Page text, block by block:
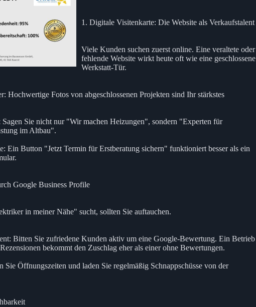
1. Digitale Visitenkarte: Die Website als Verkaufstalent
Viele Kunden suchen zuerst online. Eine veraltete oder
fehlende Website wirkt heute oft wie eine geschlossene
Werkstatt-Tür.
Hochwertige Fotos von abgeschlossenen Projekten sind Ihr stärkstes
Sagen Sie nicht nur "Wir machen Heizungen", sondern "Experten für
im Altbau".
Ein Button "Jetzt Termin für Erstberatung sichern" funktioniert besser als ein
Google Business Profile
in meiner Nähe" sucht, sollten Sie auftauchen.
Bitten Sie zufriedene Kunden aktiv um eine Google-Bewertung. Ein Betrieb
bekommt den Zuschlag eher als einer ohne Bewertungen.
Sie Öffnungszeiten und laden Sie regelmäßig Schnappschüsse von der